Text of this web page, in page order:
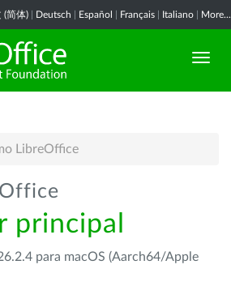
(简体) Deutsch Español Français Italiano More...
LibreOffice
principal
para macOS (Aarch64/Apple